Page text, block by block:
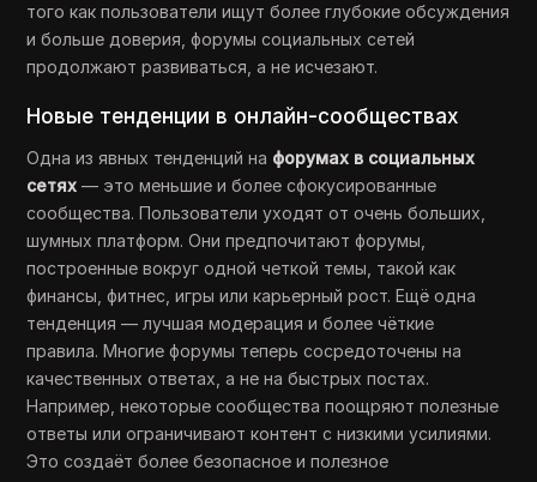
того как пользователи ищут более глубокие обсуждения
и больше доверия, форумы социальных сетей
продолжают развиваться, а не исчезают.
Новые тенденции в онлайн-сообществах
Одна из явных тенденций на форумах в социальных
сетях — это меньшие и более сфокусированные
сообщества. Пользователи уходят от очень больших,
шумных платформ. Они предпочитают форумы,
построенные вокруг одной четкой темы, такой как
финансы, фитнес, игры или карьерный рост. Ещё одна
тенденция — лучшая модерация и более чёткие
правила. Многие форумы теперь сосредоточены на
качественных ответах, а не на быстрых постах.
Например, некоторые сообщества поощряют полезные
ответы или ограничивают контент с низкими усилиями.
Это создаёт более безопасное и полезное